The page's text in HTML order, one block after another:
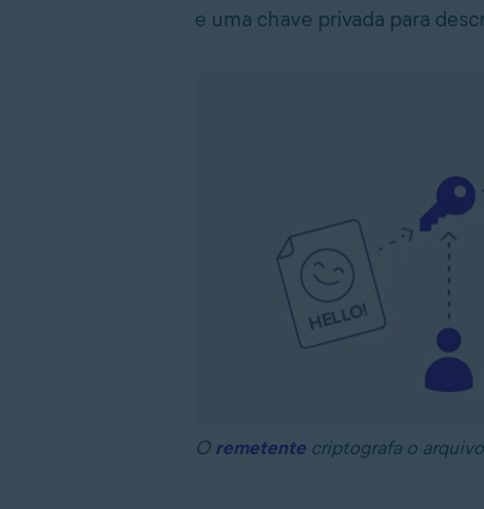
e uma chave privada para
O remetentecriptografa o